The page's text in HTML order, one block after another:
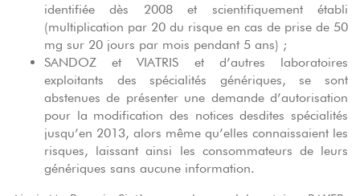
identifiée dès 2008 et scientifiquement établi
(multiplication par 20 du risque en cas de prise de 50
mg sur 20 jours par mois pendant 5 ans) ;
SANDOZ et VIATRIS et d’autres laboratoires
exploitants des spécialités génériques, se sont
abstenues de présenter une demande d’autorisation
pour la modification des notices desdites spécialités
jusqu’en 2013, alors même qu’elles connaissaient les
risques, laissant ainsi les consommateurs de leurs
génériques sans aucune information.